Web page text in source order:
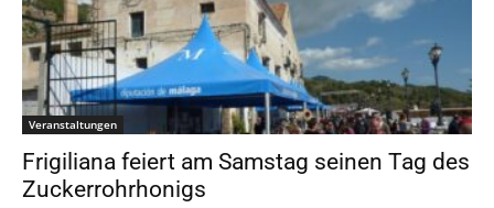
Veranstaltungen
Frigiliana feiert am Samstag seinen Tag des
Zuckerrohrhonigs